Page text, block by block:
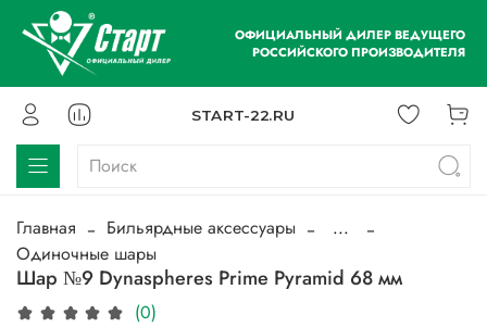
ОФИЦИАЛЬНЫЙ ДИЛЕР ВЕДУЩЕГО
РОССИЙСКОГО ПРОИЗВОДИТЕЛЯ
START-22.RU
Главная Бильярдные аксессуары
...
Одиночные шары
Шар №9 Dynaspheres Prime Pyramid 68 мм
(0)